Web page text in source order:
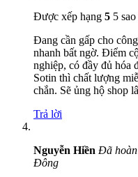
Được xếp hạng 5 5 sao
Đang cần gấp cho
nhanh bất ngờ. Điểm
nghiệp, có đầy đủ hóa
Sotin thì chất lượng
chắn. Sẽ ủng hộ shop
Trả lời
Nguyễn Hiền Đã hoàn
Đông